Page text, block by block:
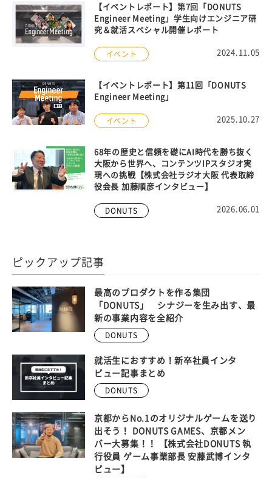
イベント 2024.11.05
【イベントレポート】第7回「DONUTS
Engineer Meeting」学生向けエンジニア研
究＆就活スペシャル開催レポート
イベント 2025.10.27
【イベントレポート】第11回「DONUTS
Engineer Meeting」
DONUTS 2026.06.01
68年の歴史と信頼を礎にAI時代を勝ち抜く
大阪から世界へ、コンテンツIPスタジオ実
現への挑戦【株式会社ラジオ大阪 代表取締
役会長 加藤順彦インタビュー】
ピックアップ記事
最高のプロダクトを作る集団
「DONUTS」 シナジーを生み出す、最
新の事業内容を全紹介
DONUTS
就活生におすすめ！新卒社員インタ
ビュー記事まとめ
DONUTS
京都からNo.1のオリジナルゲームを送り
出そう！ DONUTS GAMES、京都メン
バー大募集！！ 【株式会社DONUTS 執
行役員 ゲーム事業部長 安藤武博インタ
ビュー】